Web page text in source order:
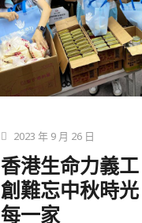
2023 年 9 月 26 日
香港生命力義
創難忘中秋時
每一家